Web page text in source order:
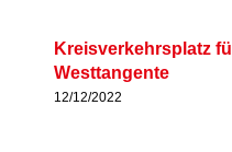
Kreis­ver­kehrs­platz
West­tan­gen­te
12/12/2022